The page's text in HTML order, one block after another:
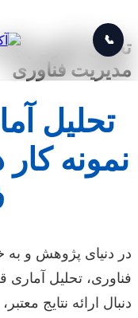
📞
تحلیل آماری
مدیریت فناوری
تحلیل
نمونه
در دنیای پژوهش و
فناوری، تحلیل آماری
دنبال ارائه نتایج